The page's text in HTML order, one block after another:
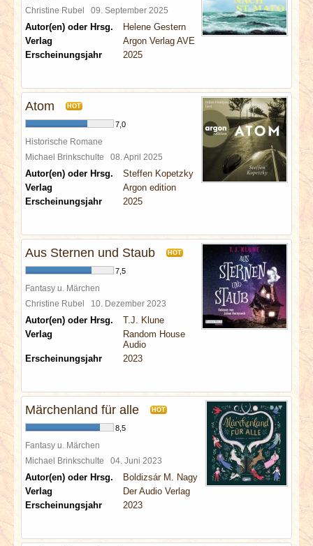
Christine Rubel 09. September 2025
Autor(en) oder Hrsg.
Helene Gestern
Verlag
Argon Verlag AVE
Erscheinungsjahr
2025
Atom HOT
7,0
Historische Romane
Michael Brinkschulte 08. April 2025
Autor(en) oder Hrsg.
Steffen Kopetzky
Verlag
Argon edition
Erscheinungsjahr
2025
Aus Sternen und Staub HOT
7,5
Fantasy u. Märchen
Christine Rubel 10. Dezember 2023
Autor(en) oder Hrsg.
T.J. Klune
Verlag
Random House
Audio
Erscheinungsjahr
2023
Märchenland für alle HOT
8,5
Fantasy u. Märchen
Michael Brinkschulte 04. Juni 2023
Autor(en) oder Hrsg.
Boldizsár M. Nagy
Verlag
Der Audio Verlag
Erscheinungsjahr
2023